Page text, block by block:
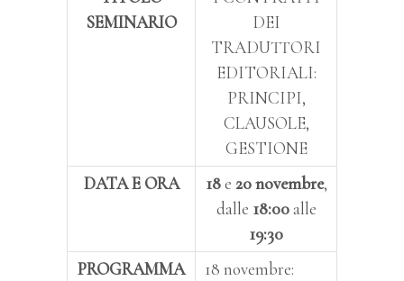
SEMINARIO
DEI
TRADUTTORI
EDITORIALI:
PRINCIPI,
CLAUSOLE,
GESTIONE
DATA E ORA
18e 20 novembre,
dalle 18:00alle
19:30
PROGRAMMA
18 novembre: